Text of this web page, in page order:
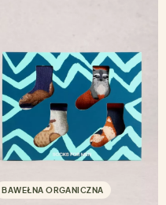
BAWEŁNA ORGANICZNA